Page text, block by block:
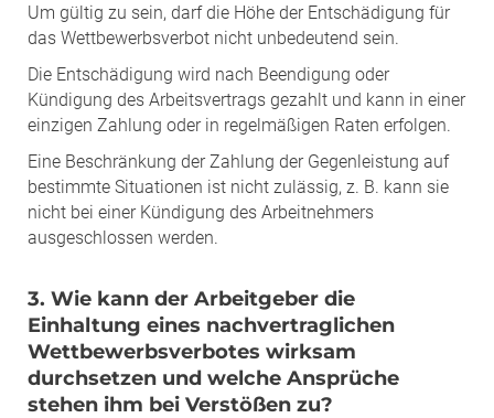
Um gültig zu sein, darf die Höhe der Entschädigung für
das Wettbewerbsverbot nicht unbedeutend sein.
Die Entschädigung wird nach Beendigung oder
Kündigung des Arbeitsvertrags gezahlt und kann in einer
einzigen Zahlung oder in regelmäßigen Raten erfolgen.
Eine Beschränkung der Zahlung der Gegenleistung auf
bestimmte Situationen ist nicht zulässig, z. B. kann sie
nicht bei einer Kündigung des Arbeitnehmers
ausgeschlossen werden.
3. Wie kann der Arbeitgeber die
Einhaltung eines nachvertraglichen
Wettbewerbsverbotes wirksam
durchsetzen und welche Ansprüche
stehen ihm bei Verstößen zu?